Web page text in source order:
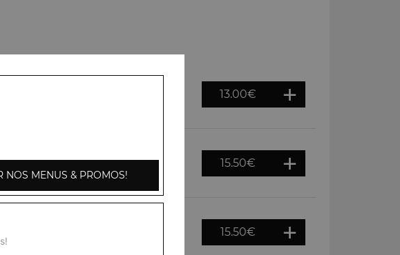
de riz basmati
13.00€
15.50€
+ 1 potion de riz basmati
15.50€
NOS MENUS & PROMOS!